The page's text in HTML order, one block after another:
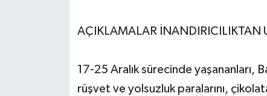
AÇIKLAMALAR İNANDIRICILIKTAN
17-25 Aralık sürecinde yaşananları,
rüşvet ve yolsuzluk paralarını,